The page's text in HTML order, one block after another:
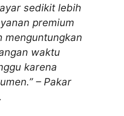
sedikit lebih
premium
menguntungkan
waktu
karena
– Pakar